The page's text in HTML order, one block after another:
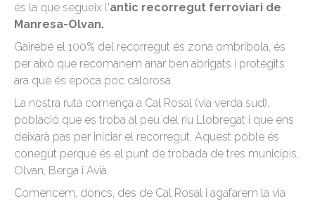
és la que segueix l'antic recorregut ferroviari de
Manresa-Olvan.
Gairebé el 100% del recorregut és zona ombríbola, és
per això que recomanem anar ben abrigats i protegits
ara que és època poc calorosa.
La nostra ruta comença a Cal Rosal (via verda sud),
població que es troba al peu del riu Llobregat i que ens
deixarà pas per iniciar el recorregut. Aquest poble és
conegut perquè és el punt de trobada de tres municipis,
Olvan, Berga i Avià.
Comencem, doncs, des de Cal Rosal i agafarem la via